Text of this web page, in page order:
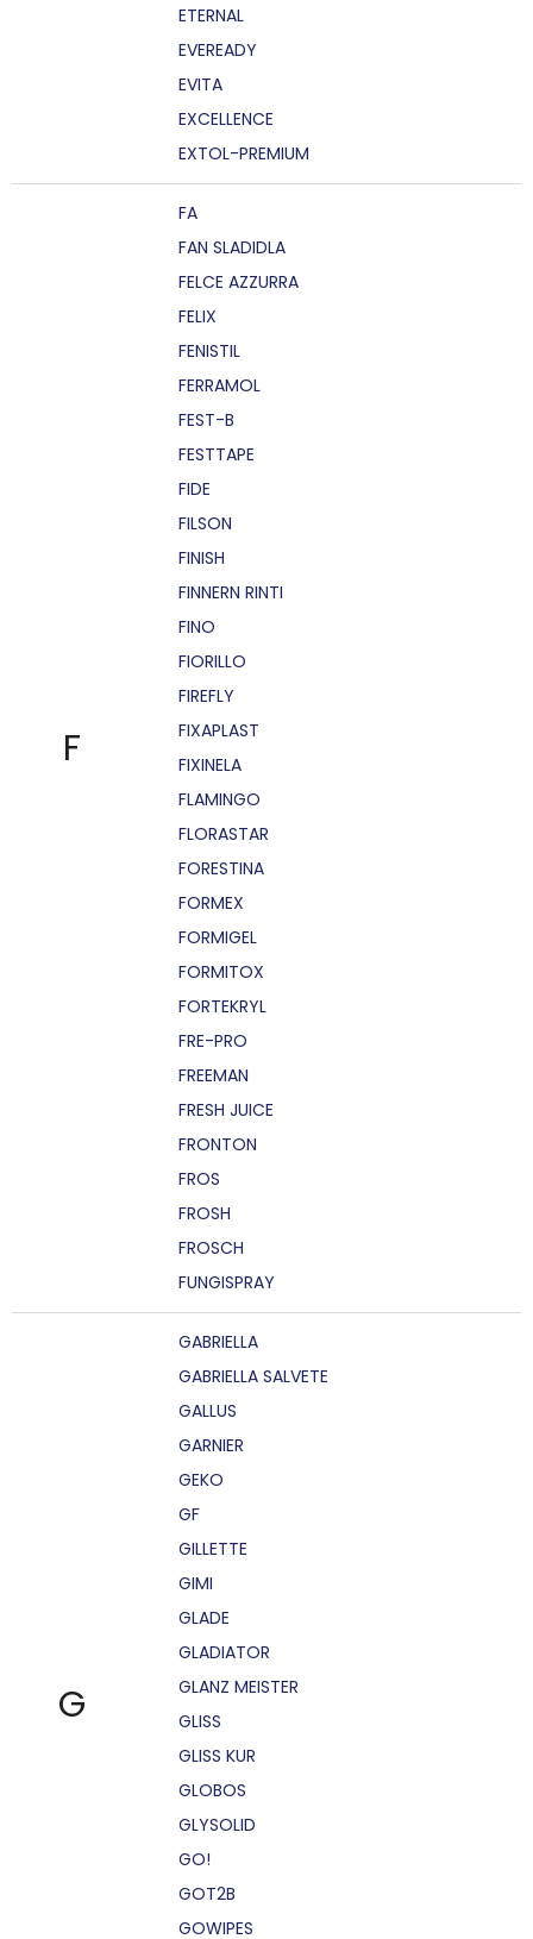
ETERNAL
EVEREADY
EVITA
EXCELLENCE
EXTOL-PREMIUM
F
FA
FAN SLADIDLA
FELCE AZZURRA
FELIX
FENISTIL
FERRAMOL
FEST-B
FESTTAPE
FIDE
FILSON
FINISH
FINNERN RINTI
FINO
FIORILLO
FIREFLY
FIXAPLAST
FIXINELA
FLAMINGO
FLORASTAR
FORESTINA
FORMEX
FORMIGEL
FORMITOX
FORTEKRYL
FRE-PRO
FREEMAN
FRESH JUICE
FRONTON
FROS
FROSH
FROSCH
FUNGISPRAY
G
GABRIELLA
GABRIELLA SALVETE
GALLUS
GARNIER
GEKO
GF
GILLETTE
GIMI
GLADE
GLADIATOR
GLANZ MEISTER
GLISS
GLISS KUR
GLOBOS
GLYSOLID
GO!
GOT2B
GOWIPES